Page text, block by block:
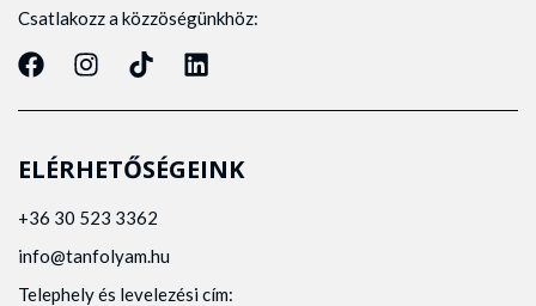
Csatlakozz a közzöségünkhöz:
ELÉRHETŐSÉGEINK
+36 30 523 3362
info@tanfolyam.hu
Telephely és levelezési cím: